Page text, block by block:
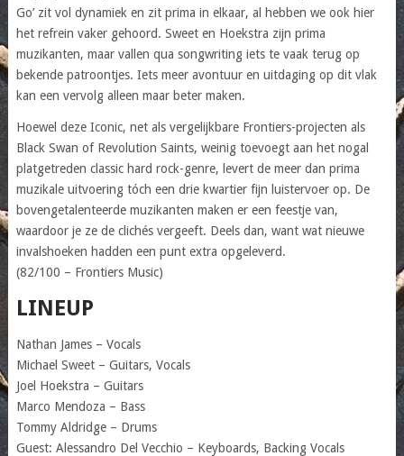
Go’ zit vol dynamiek en zit prima in elkaar, al hebben we ook hier
het refrein vaker gehoord. Sweet en Hoekstra zijn prima
muzikanten, maar vallen qua songwriting iets te vaak terug op
bekende patroontjes. Iets meer avontuur en uitdaging op dit vlak
kan een vervolg alleen maar beter maken.
Hoewel deze Iconic, net als vergelijkbare Frontiers-projecten als
Black Swan of Revolution Saints, weinig toevoegt aan het nogal
platgetreden classic hard rock-genre, levert de meer dan prima
muzikale uitvoering tóch een drie kwartier fijn luistervoer op. De
bovengetalenteerde muzikanten maken er een feestje van,
waardoor je ze de clichés vergeeft. Deels dan, want wat nieuwe
invalshoeken hadden een punt extra opgeleverd.
(82/100 – Frontiers Music)
LINEUP
Nathan James – Vocals
Michael Sweet – Guitars, Vocals
Joel Hoekstra – Guitars
Marco Mendoza – Bass
Tommy Aldridge – Drums
Guest: Alessandro Del Vecchio – Keyboards, Backing Vocals